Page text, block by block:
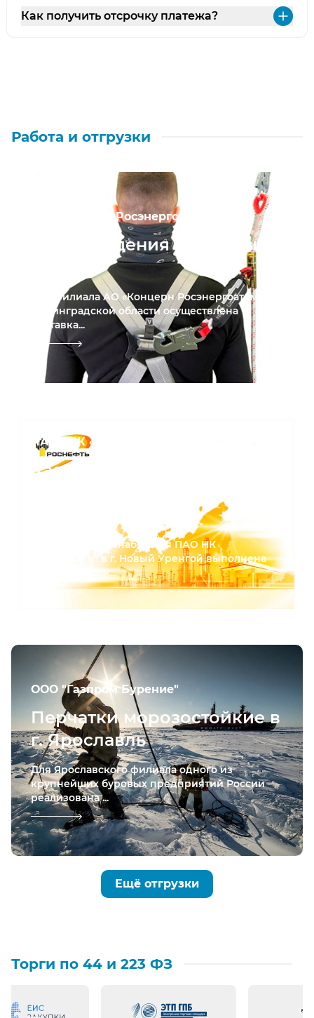
Как получить отсрочку платежа?
Работа и отгрузки
АО «Концерн Росэнергоатом»
Сиз от падения с высоты в
Для филиала АО «Концерн Росэнергоатом» в
Ленинградской области осуществлена
поставка...
ПАО «НК «Роснефть»
Каски защитные с
Для структуры снабжения ПАО НК
"РОСНЕФТЬ" в г. Новый Уренгой выполнена
отгрузка касок...
ООО "Газпром Бурение"
Перчатки морозостойкие в
г. Ярославль
Для Ярославского филиала одного из
крупнейших буровых предприятий России
реализована ...
Ещё отгрузки
Торги по 44 и 223 ФЗ